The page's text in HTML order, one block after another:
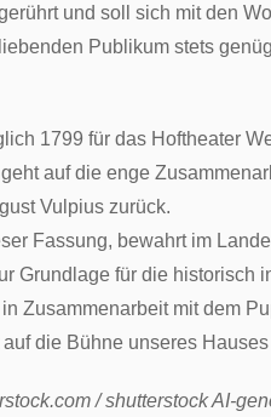
und soll sich mit den
Publikum stets
1799 für das Hoftheater
auf die enge
Vulpius zurück.
Fassung, bewahrt im
Grundlage für die historisch
Zusammenarbeit mit dem
die Bühne unseres
/ shutterstock AI-